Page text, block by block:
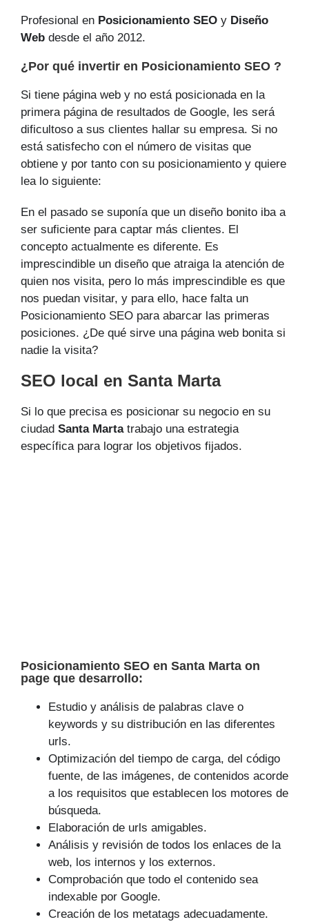
Profesional en Posicionamiento SEO y Diseño
Web desde el año 2012.
¿Por qué invertir en Posicionamiento SEO ?
Si tiene página web y no está posicionada en la
primera página de resultados de Google, les será
dificultoso a sus clientes hallar su empresa. Si no
está satisfecho con el número de visitas que
obtiene y por tanto con su posicionamiento y quiere
lea lo siguiente:
En el pasado se suponía que un diseño bonito iba a
ser suficiente para captar más clientes. El
concepto actualmente es diferente. Es
imprescindible un diseño que atraiga la atención de
quien nos visita, pero lo más imprescindible es que
nos puedan visitar, y para ello, hace falta un
Posicionamiento SEO para abarcar las primeras
posiciones. ¿De qué sirve una página web bonita si
nadie la visita?
SEO local en Santa Marta
Si lo que precisa es posicionar su negocio en su
ciudad Santa Martatrabajo una estrategia
específica para lograr los objetivos fijados.
Posicionamiento SEO en Santa Marta on
page que desarrollo:
Estudio y análisis de palabras clave o
keywords y su distribución en las diferentes
urls.
Optimización del tiempo de carga, del código
fuente, de las imágenes, de contenidos acorde
a los requisitos que establecen los motores de
búsqueda.
Elaboración de urls amigables.
Análisis y revisión de todos los enlaces de la
web, los internos y los externos.
Comprobación que todo el contenido sea
indexable por Google.
Creación de los metatags adecuadamente.